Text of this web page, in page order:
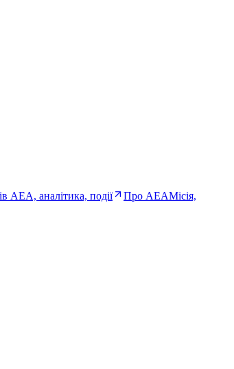
AEA, аналітика, події Про AEAМісія,